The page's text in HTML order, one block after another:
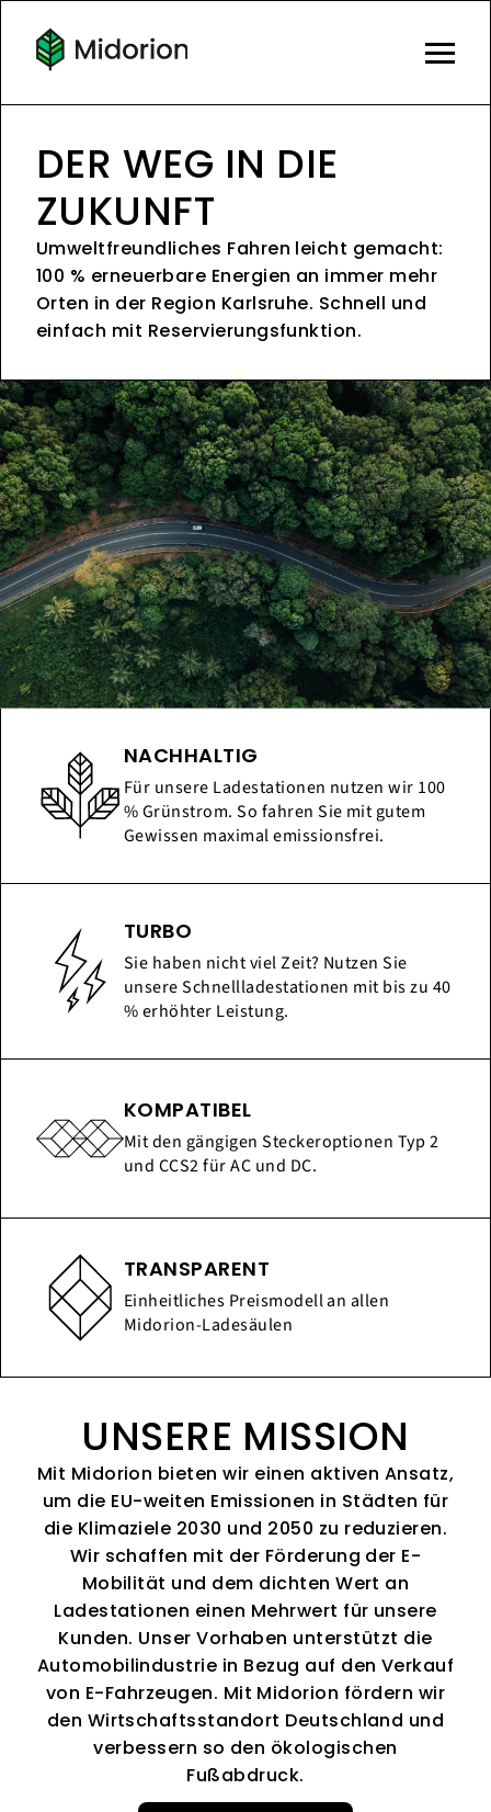
DER WEG IN DIE
ZUKUNFT
Umweltfreundliches Fahren leicht gemacht:
100 % erneuerbare Energien an immer mehr
Orten in der Region Karlsruhe. Schnell und
einfach mit Reservierungsfunktion.
NACHHALTIG
Für unsere Ladestationen nutzen wir 100
% Grünstrom. So fahren Sie mit gutem
Gewissen maximal emissionsfrei.
TURBO
Sie haben nicht viel Zeit? Nutzen Sie
unsere Schnellladestationen mit bis zu 40
% erhöhter Leistung.
KOMPATIBEL
Mit den gängigen Steckeroptionen Typ 2
und CCS2 für AC und DC.
TRANSPARENT
Einheitliches Preismodell an allen
Midorion-Ladesäulen
UNSERE MISSION
Mit Midorion bieten wir einen aktiven Ansatz,
um die EU-weiten Emissionen in Städten für
die Klimaziele 2030 und 2050 zu reduzieren.
Wir schaffen mit der Förderung der E-
Mobilität und dem dichten Wert an
Ladestationen einen Mehrwert für unsere
Kunden. Unser Vorhaben unterstützt die
Automobilindustrie in Bezug auf den Verkauf
von E-Fahrzeugen. Mit Midorion fördern wir
den Wirtschaftsstandort Deutschland und
verbessern so den ökologischen
Fußabdruck.